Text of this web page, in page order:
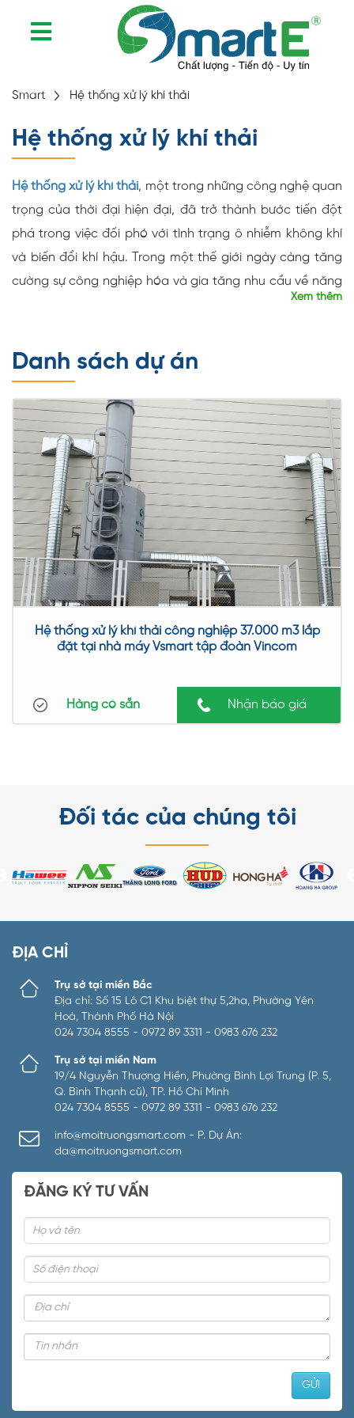
Smart Hệ thống xử lý khí thải
Hệ thống xử lý khí thải
Hệ thống xử lý khí thải, một trong những công nghệ quan
trọng của thời đại hiện đại, đã trở thành bước tiến đột
phá trong việc đối phó với tình trạng ô nhiễm không khí
và biến đổi khí hậu. Trong một thế giới ngày càng tăng
cường sự công nghiệp hóa và gia tăng nhu cầu về năng
lượng, việc quản lý và xử lý khí thải từ các nguồn khác
môi trường và sức khỏe con người. Hệ thống xử lý khí thải
không chỉ là một phần không thể thiếu của cuộc cách
mạng xanh đang diễn ra, mà còn là lối đi tương lai để
đảm bảo sự bền vững của hành tinh chúng ta
Hệ thống xử lý khí thải là gì
Hệ thống xử lý khí thải (hay còn gọi là hệ thống xử lý khí
phát thải) là một tập hợp các thiết bị, công nghệ, và quy
trình được thiết kế và triển khai để loại bỏ hoặc giảm
thiểu các chất khí độc hại và ô nhiễm có trong khí thải
hoạt động công nghiệp và giao thông.
Mục tiêu chính của hệ thống xử lý khí thải là:
Loại bỏ chất độc hại: Ngăn chặn hoặc giảm lượng các
dioxide), khí NOx (nitrogen oxides), khí SO2 (sulfur dioxide),
hạt bụi, và các chất hữu cơ bay hơi.
Quản lý khí thải: Thu thập, xử lý, và kiểm soát khí thải để
đảm bảo tuân thủ các quy định môi trường và pháp luật.
Xem thêm
Danh sách dự án
Hệ thống xử lý khí thải công nghiệp 37.000 m3 lắp
đặt tại nhà máy Vsmart tập đoàn Vincom
Hàng có sẵn Nhận báo giá
Đối tác của chúng tôi
ĐỊA CHỈ
Trụ sở tại miền Bắc
Địa chỉ: Số 15 Lô C1 Khu biệt thự 5,2ha, Phường Yên
Hoà, Thành Phố Hà Nội
024 7304 8555 - 0972 89 3311 - 0983 676 232
Trụ sở tại miền Nam
19/4 Nguyễn Thượng Hiền, Phường Bình Lợi Trung (P. 5,
Q. Bình Thạnh cũ), TP. Hồ Chí Minh
024 7304 8555 - 0972 89 3311 - 0983 676 232
info@moitruongsmart.com - P. Dự Án:
da@moitruongsmart.com
ĐĂNG KÝ TƯ VẤN